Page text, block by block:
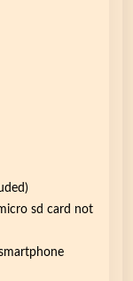
sd card not